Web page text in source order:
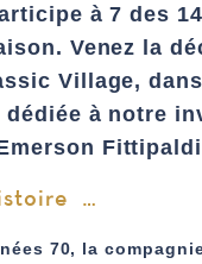
à 7 des
Venez la
Village, dans
dédiée à notre
…
70, la